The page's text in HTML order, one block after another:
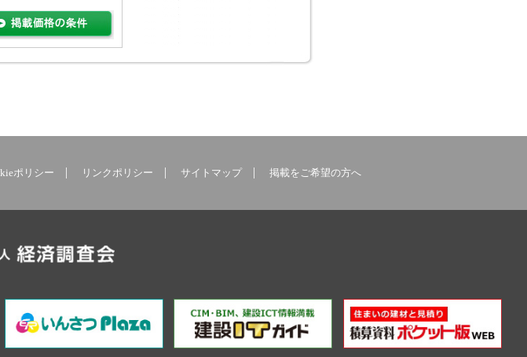
ポリシー リンクポリシー サイトマップ 掲載をご希望の方へ